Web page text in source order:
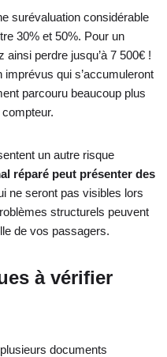
surévaluation considérable
30% et 50%. Pour un
perdre jusqu’à 7 500€ !
qui s’accumuleront
parcouru beaucoup plus
un autre risque
réparé peut présenter des
ne seront pas visibles lors
structurels peuvent
de vos passagers.
à vérifier
documents